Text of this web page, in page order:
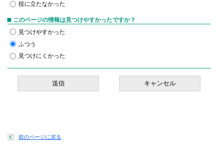
役に立たなかった
このページの情報は見つけやすかったですか？
見つけやすかった
ふつう
見つけにくかった
前のページに戻る